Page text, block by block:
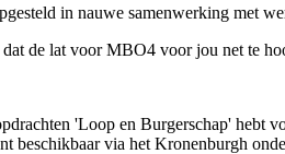
in nauwe samenwerking met
de lat voor MBO4 voor jou net te
'Loop en Burgerschap' hebt
beschikbaar via het Kronenburgh